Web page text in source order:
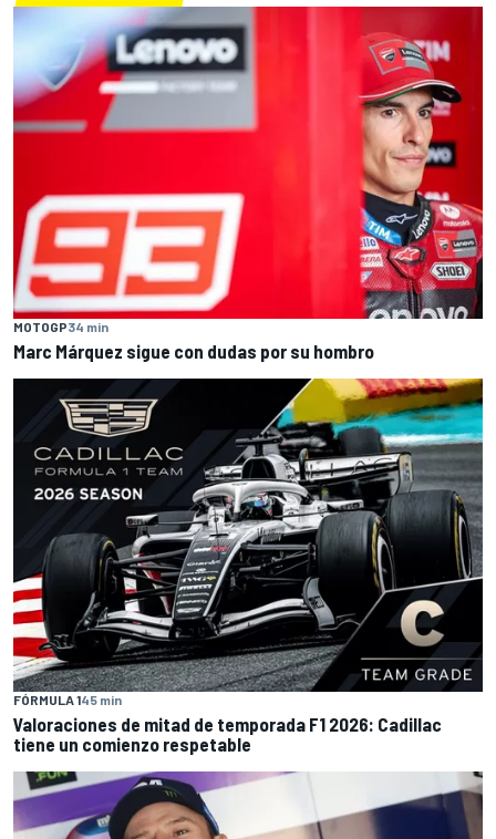
MOTOGP34 min
Marc Márquez sigue con dudas por su hombro
FÓRMULA 145 min
Valoraciones de mitad de temporada F1 2026: Cadillac
tiene un comienzo respetable